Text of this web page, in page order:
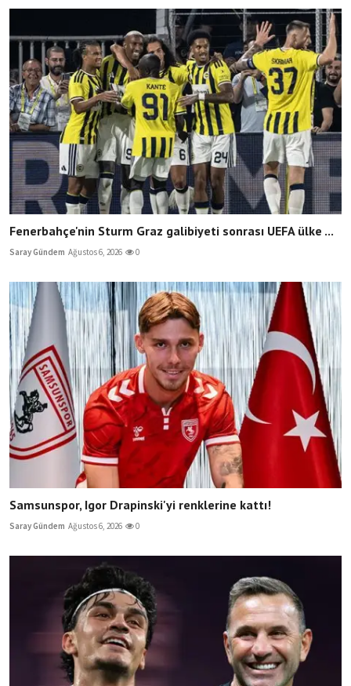
Fenerbahçe'nin Sturm Graz galibiyeti sonrası UEFA ülke ...
Saray Gündem Ağustos 6, 2026 0
Samsunspor, Igor Drapinski'yi renklerine kattı!
Saray Gündem Ağustos 6, 2026 0